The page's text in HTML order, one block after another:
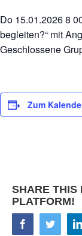
Do 15.01.2026 8
begleiten?“ mit
Geschlossene
Zum
SHARE THIS
PLATFORM!
FacebookTwitter